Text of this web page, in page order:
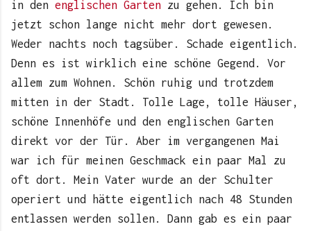
in den englischen Garten zu gehen. Ich bin
jetzt schon lange nicht mehr dort gewesen.
Weder nachts noch tagsüber. Schade eigentlich.
Denn es ist wirklich eine schöne Gegend. Vor
allem zum Wohnen. Schön ruhig und trotzdem
mitten in der Stadt. Tolle Lage, tolle Häuser,
schöne Innenhöfe und den englischen Garten
direkt vor der Tür. Aber im vergangenen Mai
war ich für meinen Geschmack ein paar Mal zu
oft dort. Mein Vater wurde an der Schulter
operiert und hätte eigentlich nach 48 Stunden
entlassen werden sollen. Dann gab es ein paar